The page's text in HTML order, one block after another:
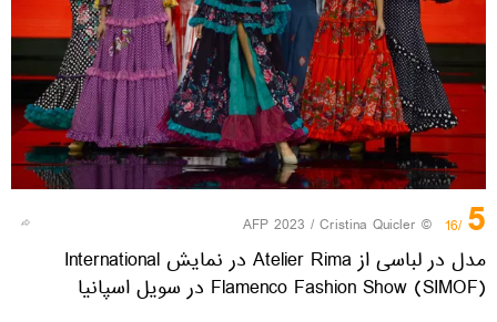
5
/16
© AFP 2023 / Cristina Quicler
مدل در لباسی از Atelier Rima در نمایش International
Flamenco Fashion Show (SIMOF) در سویل اسپانیا